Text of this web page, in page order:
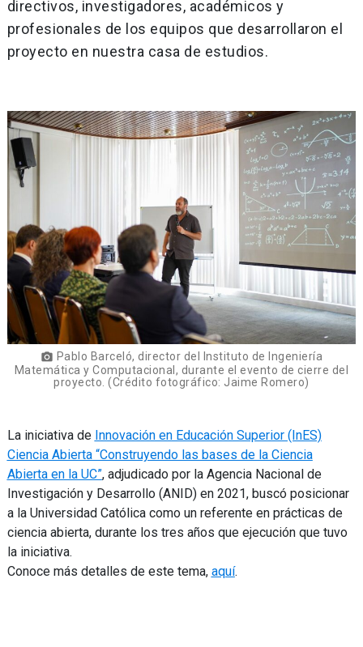
directivos, investigadores, académicos y
profesionales de los equipos que desarrollaron el
proyecto en nuestra casa de estudios.
photo_camera Pablo Barceló, director del Instituto de Ingeniería
Matemática y Computacional, durante el evento de cierre del
proyecto. (Crédito fotográfico: Jaime Romero)
La iniciativa de Innovación en Educación Superior (InES)
Ciencia Abierta “Construyendo las bases de la Ciencia
Abierta en la UC”, adjudicado por la Agencia Nacional de
Investigación y Desarrollo (ANID) en 2021, buscó posicionar
a la Universidad Católica como un referente en prácticas de
ciencia abierta, durante los tres años que ejecución que tuvo
la iniciativa.
Conoce más detalles de este tema, aquí.